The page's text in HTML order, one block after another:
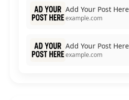
Add Your Post Here
example.com
Add Your Post Here
example.com